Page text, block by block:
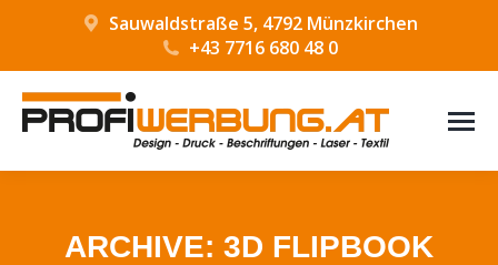
Sauwaldstraße 5, 4792 Münzkirchen
+43 7716 680 48 0
ARCHIVE: 3D FLIPBOOK